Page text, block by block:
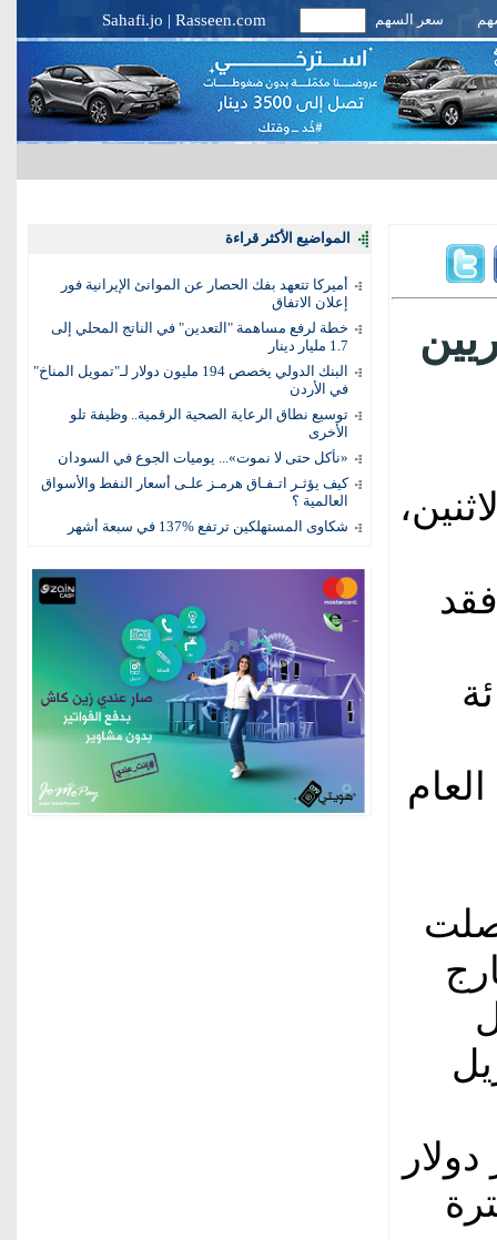
سعر السهم Sahafi.jo | Rasseen.com
المواضيع الأكثر قراءة
أميركا تتعهد بفك الحصار عن الموانئ الإيرانية فور
إعلان الاتفاق
خطة لرفع مساهمة "التعدين" في الناتج المحلي إلى
1.7 مليار دينار
البنك الدولي يخصص 194 مليون دولار لـ"تمويل المناخ"
في الأردن
توسيع نطاق الرعاية الصحية الرقمية.. وظيفة تلو
الأخرى
«نأكل حتى لا نموت»... يوميات الجوع في السودان
كيف يؤثـر اتـفـاق هرمـز علـى أسعار النفط والأسواق
العالمية ؟
شكاوى المستهلكين ترتفع %137 في سبعة أشهر
أبريل
39.2 مليار دولار